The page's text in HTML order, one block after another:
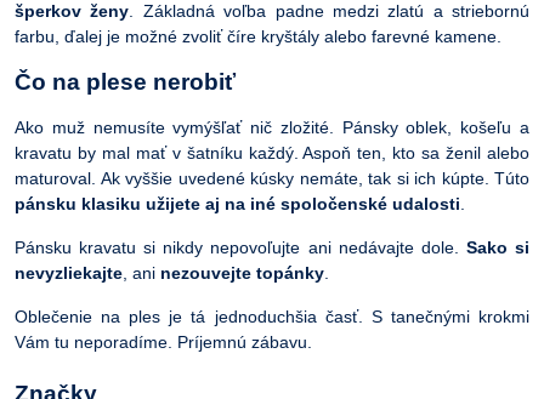
šperkov ženy . Základná voľba padne medzi zlatú a striebornú
farbu, ďalej je možné zvoliť číre kryštály alebo farevné kamene.
Čo na plese nerobiť
Ako muž nemusíte vymýšľať nič zložité. Pánsky oblek, košeľu a
kravatu by mal mať v šatníku každý. Aspoň ten, kto sa ženil alebo
maturoval. Ak vyššie uvedené kúsky nemáte, tak si ich kúpte. Túto
pánsku klasiku užijete aj na iné spoločenské udalosti
Pánsku kravatu si nikdy nepovoľujte ani nedávajte dole. Sako si
nevyzliekajte , ani nezouvejte topánky
Oblečenie na ples je tá jednoduchšia časť. S tanečnými krokmi
Vám tu neporadíme. Príjemnú zábavu.
Značky